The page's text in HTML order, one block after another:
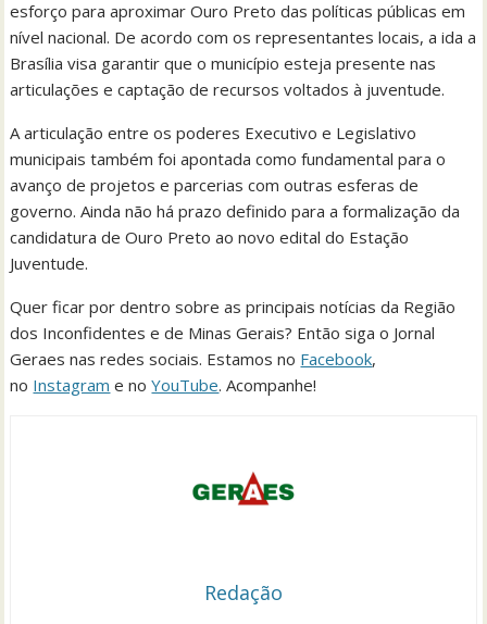
esforço para aproximar Ouro Preto das políticas públicas em
nível nacional. De acordo com os representantes locais, a ida a
Brasília visa garantir que o município esteja presente nas
articulações e captação de recursos voltados à juventude.
A articulação entre os poderes Executivo e Legislativo
municipais também foi apontada como fundamental para o
avanço de projetos e parcerias com outras esferas de
governo. Ainda não há prazo definido para a formalização da
candidatura de Ouro Preto ao novo edital do Estação
Juventude.
Quer ficar por dentro sobre as principais notícias da Região
dos Inconfidentes e de Minas Gerais? Então siga o Jornal
Geraes nas redes sociais. Estamos no Facebook,
no Instagram e noYouTube. Acompanhe!
Redação